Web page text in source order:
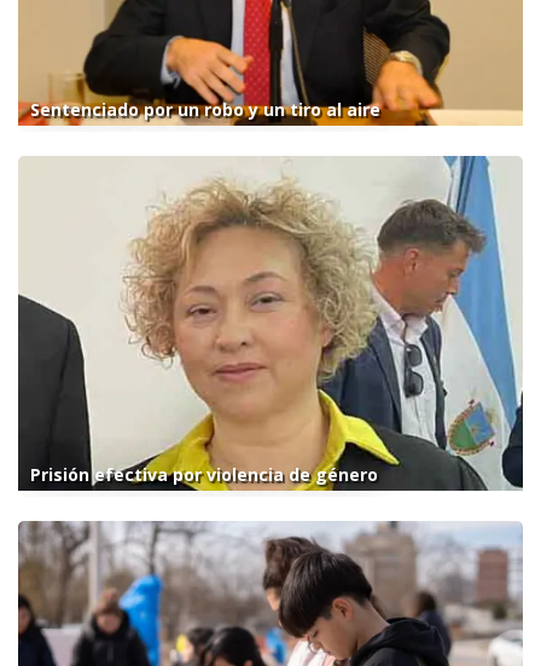
Sentenciado por un robo y un tiro al aire
Prisión efectiva por violencia de género